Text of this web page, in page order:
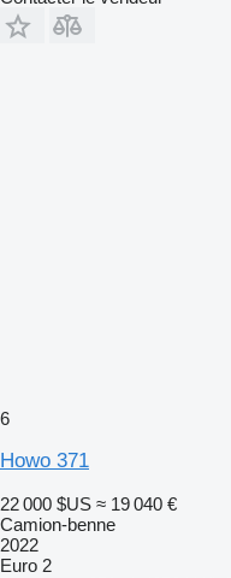
6
Howo 371
22 000 $US ≈ 19 040 €
Camion-benne
2022
Euro 2